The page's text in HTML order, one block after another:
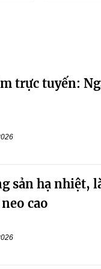
trực tuyến:
sản hạ nhiệt,
cao